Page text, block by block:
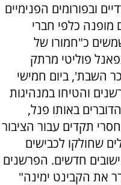
ובפורומים הפנימיים
כלפי חברי
כ"חמורו של
פוליטי מרתק
השבת', ביום חמישי
הפרשנים והטיחו במנהיגות
באותו פנל,
תקדים עבור הציבור
שחולקו לכבישים
חדשים. הפרשנים
את הקבינט ימינה"